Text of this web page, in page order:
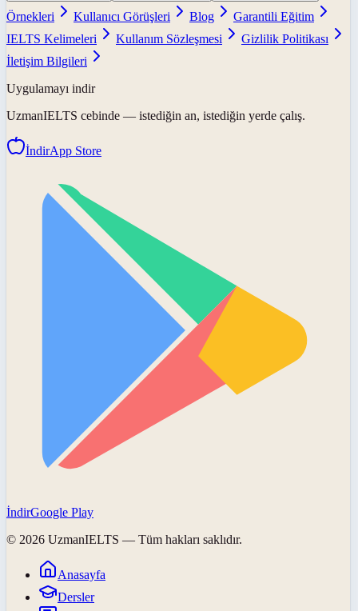
Örnekleri
Kullanıcı Görüşleri Blog
Garantili Eğitim
IELTS Kelimeleri
Kullanım Sözleşmesi
Gizlilik Politikası
İletişim Bilgileri
Uygulamayı indir
UzmanIELTS cebinde — istediğin an, istediğin yerde çalış.
İndirApp Store
İndirGoogle Play
© 2026 UzmanIELTS — Tüm hakları saklıdır.
Anasayfa
Dersler